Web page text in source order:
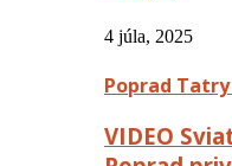
4 júla, 2025
Poprad
VIDEO